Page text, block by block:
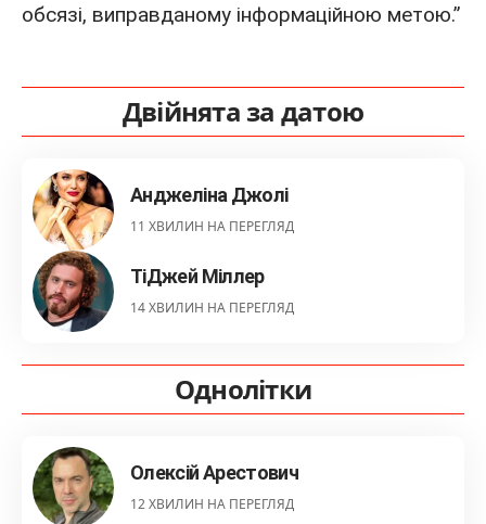
обсязі, виправданому інформаційною метою.”
Двійнята за датою
Анджеліна Джолі
11 ХВИЛИН НА ПЕРЕГЛЯД
ТіДжей Міллер
14 ХВИЛИН НА ПЕРЕГЛЯД
Однолітки
Олексій Арестович
12 ХВИЛИН НА ПЕРЕГЛЯД